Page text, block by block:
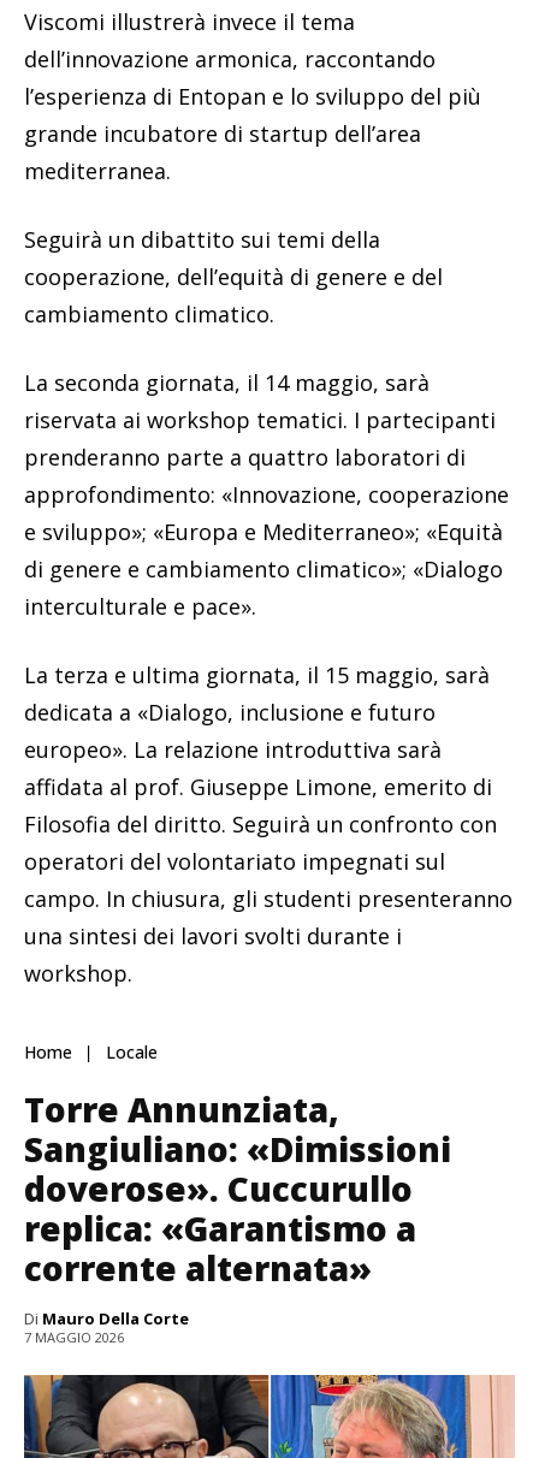
Viscomi illustrerà invece il tema
dell’innovazione armonica, raccontando
l’esperienza di Entopan e lo sviluppo del più
grande incubatore di startup dell’area
mediterranea.
Seguirà un dibattito sui temi della
cooperazione, dell’equità di genere e del
cambiamento climatico.
La seconda giornata, il 14 maggio, sarà
riservata ai workshop tematici. I partecipanti
prenderanno parte a quattro laboratori di
approfondimento: «Innovazione, cooperazione
e sviluppo»; «Europa e Mediterraneo»; «Equità
di genere e cambiamento climatico»; «Dialogo
interculturale e pace».
La terza e ultima giornata, il 15 maggio, sarà
dedicata a «Dialogo, inclusione e futuro
europeo». La relazione introduttiva sarà
affidata al prof. Giuseppe Limone, emerito di
Filosofia del diritto. Seguirà un confronto con
operatori del volontariato impegnati sul
campo. In chiusura, gli studenti presenteranno
una sintesi dei lavori svolti durante i
workshop.
Home Locale
Torre Annunziata,
Sangiuliano: «Dimissioni
doverose». Cuccurullo
replica: «Garantismo a
corrente alternata»
Di Mauro Della Corte
7 MAGGIO 2026